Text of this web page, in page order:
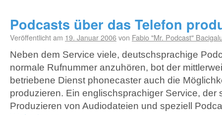
Podcasts über das Telefon
Veröffentlicht am 19. Januar 2006von Fabio "Mr. Podcast"
Neben dem Service viele, deutschsprachige
normale Rufnummer anzuhören, bot der
betriebene Dienst phonecaster auch die
produzieren. Ein englischsprachiger Service, der
Produzieren von Audiodateien und speziell